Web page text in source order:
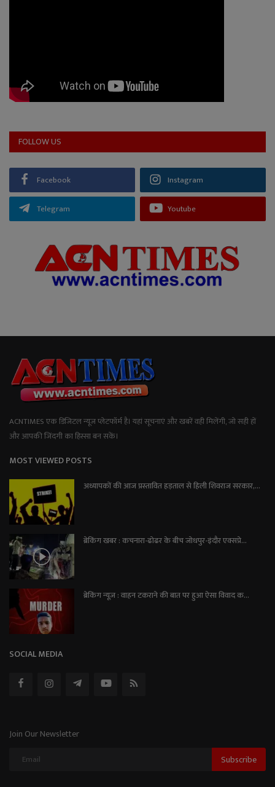
FOLLOW US
Facebook Instagram
Telegram Youtube
ACNTIMES एक डिजिटल न्यूज प्लेटफॉर्म है। यहां सूचनाएं और खबरें वही मिलेंगी, जो सही हों
और आपकी जिंदगी का हिस्सा बन सकें।
MOST VIEWED POSTS
अध्यापकों की आज प्रस्तावित हड़ताल से हिली शिवराज सरकार,...
ब्रेकिंग खबर : कचनारा-ढोढर के बीच जोधपुर-इंदौर एक्सप्रे...
ब्रेकिंग न्यूज़ : वाहन टकराने की बात पर हुआ ऐसा विवाद क...
SOCIAL MEDIA
Join Our Newsletter
Subscribe